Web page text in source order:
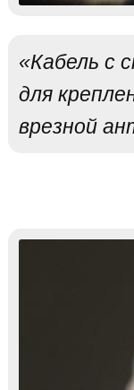
«Кабель с
для
врезной